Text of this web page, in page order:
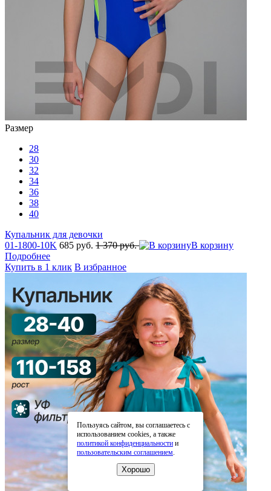
Размер
28
30
32
34
36
38
40
Купальник для девочки
01-1800-10K 685 руб. 1 370 руб.
В корзину
Подробнее
Купить в 1 клик В избранное
Пользуясь сайтом, вы соглашаетесь с
использованием cookies, а также
политикой конфиденциальности и
пользовательским соглашением.
Хорошо